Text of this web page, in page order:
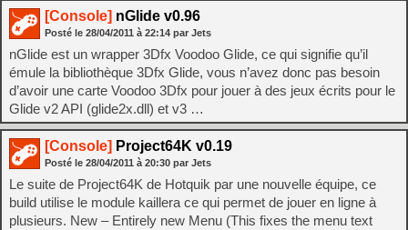
[Console] nGlide v0.96
Posté le 28/04/2011 à 22:14 par Jets
nGlide est un wrapper 3Dfx Voodoo Glide, ce qui signifie qu’il
émule la bibliothèque 3Dfx Glide, vous n’avez donc pas besoin
d’avoir une carte Voodoo 3Dfx pour jouer à des jeux écrits pour le
Glide v2 API (glide2x.dll) et v3 …
[Console] Project64K v0.19
Posté le 28/04/2011 à 20:30 par Jets
Le suite de Project64K de Hotquik par une nouvelle équipe, ce
build utilise le module kaillera ce qui permet de jouer en ligne à
plusieurs. New – Entirely new Menu (This fixes the menu text